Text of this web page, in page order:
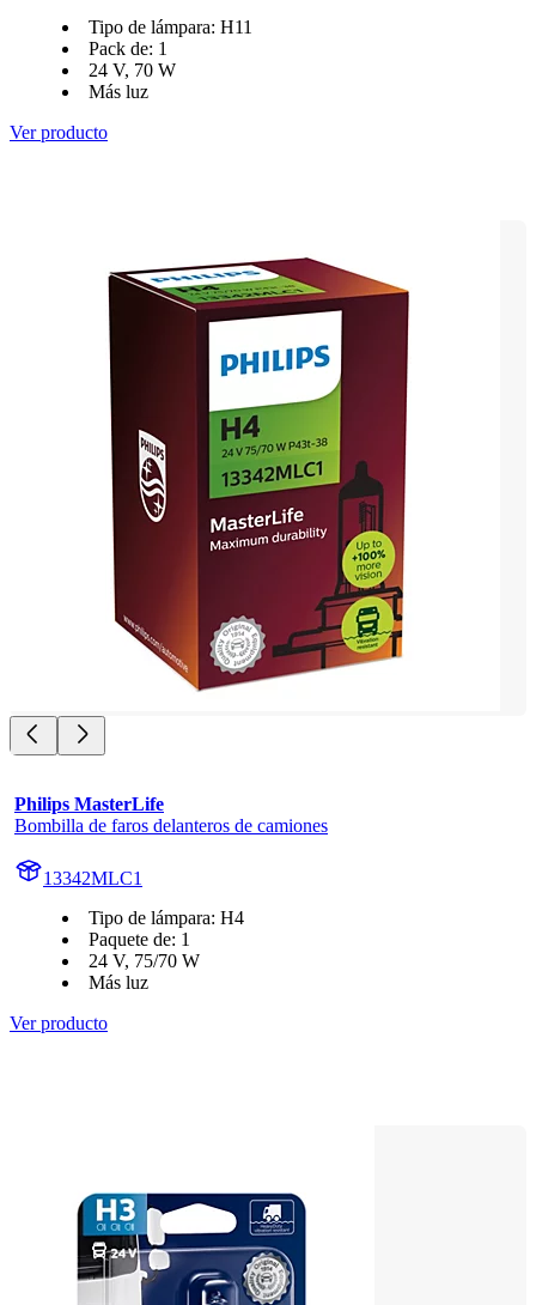
Tipo de lámpara: H11
Pack de: 1
24 V, 70 W
Más luz
Ver producto
Philips MasterLife
Bombilla de faros delanteros de camiones
13342MLC1
Tipo de lámpara: H4
Paquete de: 1
24 V, 75/70 W
Más luz
Ver producto